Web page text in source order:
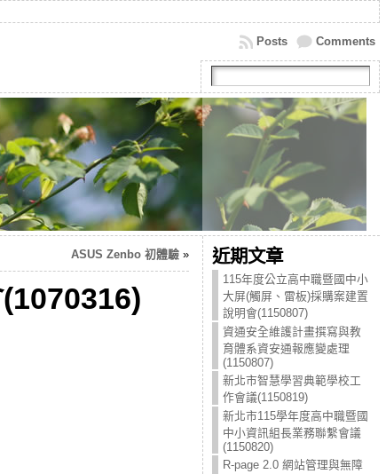
Comments
Posts
ASUS Zenbo 初體驗» 近期文章
115年度公立高中職暨國中小
大屏(觸屏、雷板)採購案建置
說明會(1150807)
資通安全維護計畫撰寫與教
育體系資安通報應變處理
(1150807)
新北市智慧學習典範學校工
作會議(1150819)
新北市115學年度高中職暨國
中小資訊組長業務聯繫會議
(1150820)
R-page 2.0 網站管理與無障